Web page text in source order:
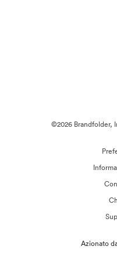
©2026 Brandfolder,
Azionato